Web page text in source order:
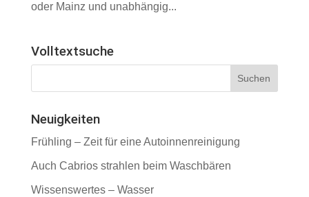
oder Mainz und unabhängig...
Volltextsuche
Neuigkeiten
Frühling – Zeit für eine Autoinnenreinigung
Auch Cabrios strahlen beim Waschbären
Wissenswertes – Wasser